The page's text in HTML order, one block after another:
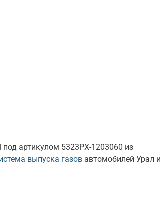
артикулом 5323РХ-1203060 из
выпуска газов автомобилей Урал и